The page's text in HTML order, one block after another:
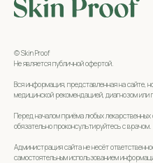
© Skin Proof
Не является публичной офертой.
Вся информация, представленная на сайте,
медицинской рекомендацией, диагнозом или
Перед началом приёма любых
обязательно проконсультируйтесь с врачом.
Администрация сайта не несёт
самостоятельным использованием